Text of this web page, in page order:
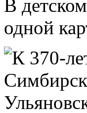
В
одной